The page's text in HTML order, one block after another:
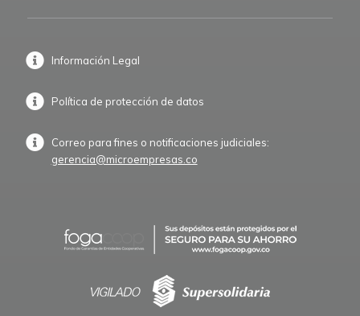
Información Legal
Política de protección de datos
Correo para fines o notificaciones judiciales:
gerencia@microempresas.co